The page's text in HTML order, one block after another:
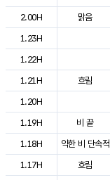
2.00H
맑음
1.23H
1.22H
1.21H
흐림
1.20H
1.19H
비 끝
1.18H
약한 비 단속적
1.17H
흐림